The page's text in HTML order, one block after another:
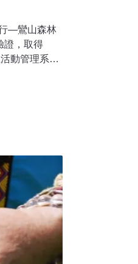
—鸞山森林
證，取得
動管理系
鸞山森林文
文化與森
真正意
阿力曼回